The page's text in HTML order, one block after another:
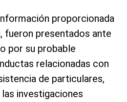
proporcionada
fueron presentados ante
por su probable
relacionadas con
de particulares,
investigaciones